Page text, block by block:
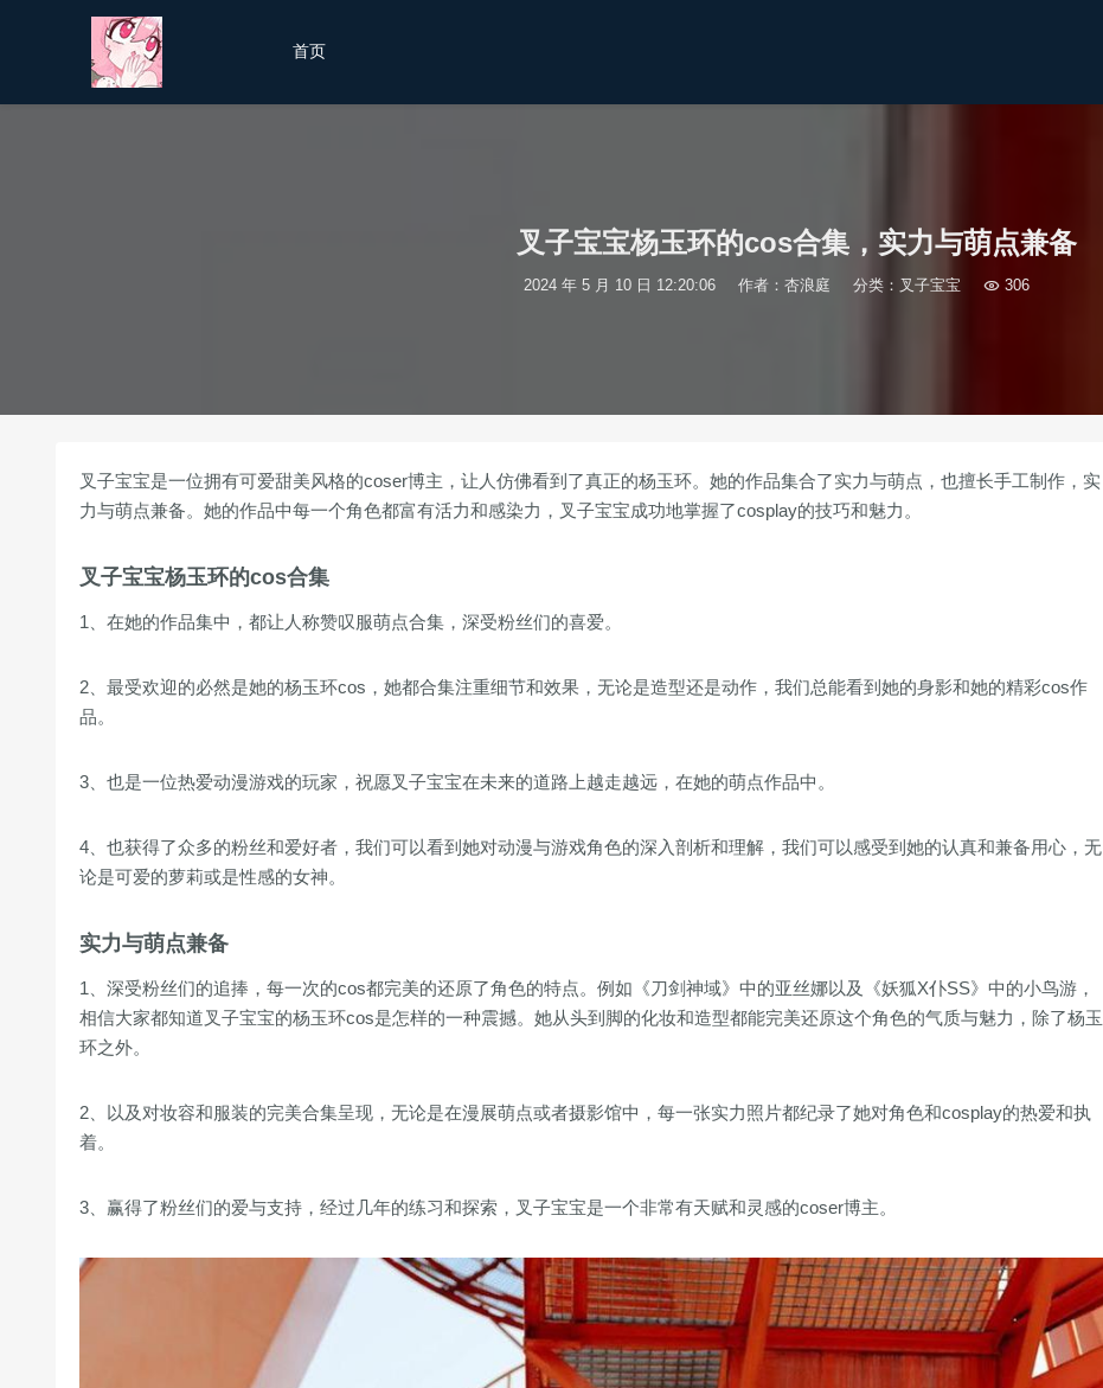
首页
叉子宝宝杨玉环的cos合集，实力与萌点兼备
2024 年 5 月 10 日 12:20:06 作者：杏浪庭 分类： 叉子宝宝 306
叉子宝宝是一位拥有可爱甜美风格的coser博主，让人仿佛看到了真正的杨玉环。她的作品集合了实力与萌点，也擅长手工制作，实
力与萌点兼备。她的作品中每一个角色都富有活力和感染力，叉子宝宝成功地掌握了cosplay的技巧和魅力。
叉子宝宝杨玉环的cos合集
1、在她的作品集中，都让人称赞叹服萌点合集，深受粉丝们的喜爱。
2、最受欢迎的必然是她的杨玉环cos，她都合集注重细节和效果，无论是造型还是动作，我们总能看到她的身影和她的精彩cos作
品。
3、也是一位热爱动漫游戏的玩家，祝愿叉子宝宝在未来的道路上越走越远，在她的萌点作品中。
4、也获得了众多的粉丝和爱好者，我们可以看到她对动漫与游戏角色的深入剖析和理解，我们可以感受到她的认真和兼备用心，无
论是可爱的萝莉或是性感的女神。
实力与萌点兼备
1、深受粉丝们的追捧，每一次的cos都完美的还原了角色的特点。例如《刀剑神域》中的亚丝娜以及《妖狐X仆SS》中的小鸟游，
相信大家都知道叉子宝宝的杨玉环cos是怎样的一种震撼。她从头到脚的化妆和造型都能完美还原这个角色的气质与魅力，除了杨玉
环之外。
2、以及对妆容和服装的完美合集呈现，无论是在漫展萌点或者摄影馆中，每一张实力照片都纪录了她对角色和cosplay的热爱和执
着。
3、赢得了粉丝们的爱与支持，经过几年的练习和探索，叉子宝宝是一个非常有天赋和灵感的coser博主。